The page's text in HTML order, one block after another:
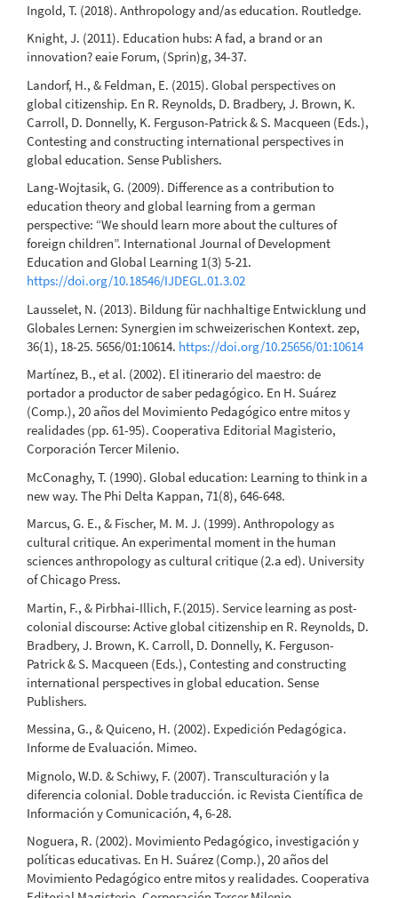
Ingold, T. (2018). Anthropology and/as education. Routledge.
Knight, J. (2011). Education hubs: A fad, a brand or an
innovation? eaie Forum, (Sprin)g, 34-37.
Landorf, H., & Feldman, E. (2015). Global perspectives on
global citizenship. En R. Reynolds, D. Bradbery, J. Brown, K.
Carroll, D. Donnelly, K. Ferguson-Patrick & S. Macqueen (Eds.),
Contesting and constructing international perspectives in
global education. Sense Publishers.
Lang-Wojtasik, G. (2009). Difference as a contribution to
education theory and global learning from a german
perspective: “We should learn more about the cultures of
foreign children”. International Journal of Development
Education and Global Learning 1(3) 5-21.
https://doi.org/10.18546/IJDEGL.01.3.02
Lausselet, N. (2013). Bildung für nachhaltige Entwicklung und
Globales Lernen: Synergien im schweizerischen Kontext. zep,
36(1), 18-25. 5656/01:10614. https://doi.org/10.25656/01:10614
Martínez, B., et al. (2002). El itinerario del maestro: de
portador a productor de saber pedagógico. En H. Suárez
(Comp.), 20 años del Movimiento Pedagógico entre mitos y
realidades (pp. 61-95). Cooperativa Editorial Magisterio,
Corporación Tercer Milenio.
McConaghy, T. (1990). Global education: Learning to think in a
new way. The Phi Delta Kappan, 71(8), 646-648.
Marcus, G. E., & Fischer, M. M. J. (1999). Anthropology as
cultural critique. An experimental moment in the human
sciences anthropology as cultural critique (2.a ed). University
of Chicago Press.
Martin, F., & Pirbhai-Illich, F.(2015). Service learning as post-
colonial discourse: Active global citizenship en R. Reynolds, D.
Bradbery, J. Brown, K. Carroll, D. Donnelly, K. Ferguson-
Patrick & S. Macqueen (Eds.), Contesting and constructing
international perspectives in global education. Sense
Publishers.
Messina, G., & Quiceno, H. (2002). Expedición Pedagógica.
Informe de Evaluación. Mimeo.
Mignolo, W.D. & Schiwy, F. (2007). Transculturación y la
diferencia colonial. Doble traducción. ic Revista Científica de
Información y Comunicación, 4, 6-28.
Noguera, R. (2002). Movimiento Pedagógico, investigación y
políticas educativas. En H. Suárez (Comp.), 20 años del
Movimiento Pedagógico entre mitos y realidades. Cooperativa